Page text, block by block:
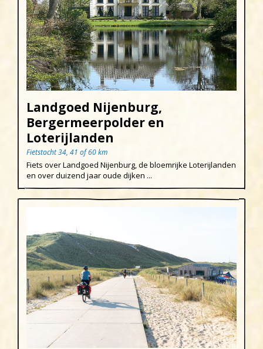
Landgoed Nijenburg,
Bergermeerpolder en
Loterijlanden
Fietstocht 34, 41 of 60 km
Fiets over Landgoed Nijenburg, de bloemrijke Loterijlanden
en over duizend jaar oude dijken ...